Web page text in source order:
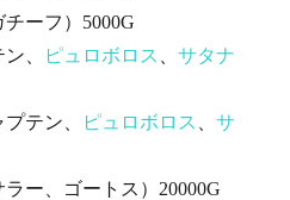
ーフ）5000G
、
ピュロボロス 、サタナ
テン、
ピュロボロス 、サ
ラー、ゴートス）20000G